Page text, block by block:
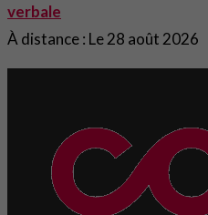
verbale
À distance : Le 28 août 2026